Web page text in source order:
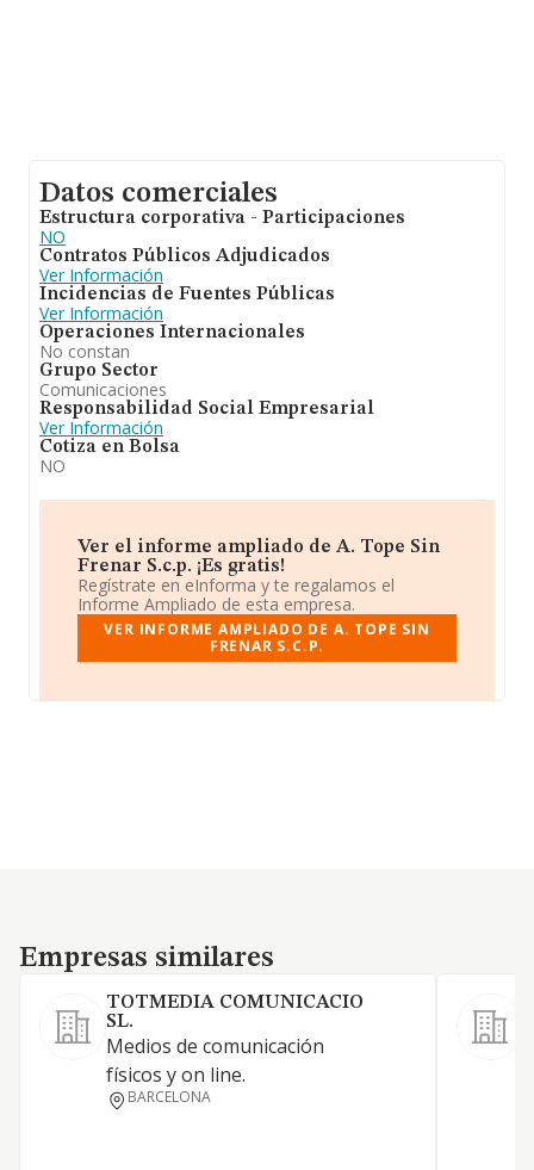
Datos comerciales
Estructura corporativa - Participaciones
NO
Contratos Públicos Adjudicados
Ver Información
Incidencias de Fuentes Públicas
Ver Información
Operaciones Internacionales
No constan
Grupo Sector
Comunicaciones
Responsabilidad Social Empresarial
Ver Información
Cotiza en Bolsa
NO
Ver el informe ampliado de A. Tope Sin
Frenar S.c.p. ¡Es gratis!
Regístrate en eInforma y te regalamos el
Informe Ampliado de esta empresa.
VER INFORME AMPLIADO DE A. TOPE SIN
FRENAR S.C.P.
Empresas similares
Empresas similares
TOTMEDIA COMUNICACIO
SL.
Medios de comunicación
físicos y on line.
BARCELONA